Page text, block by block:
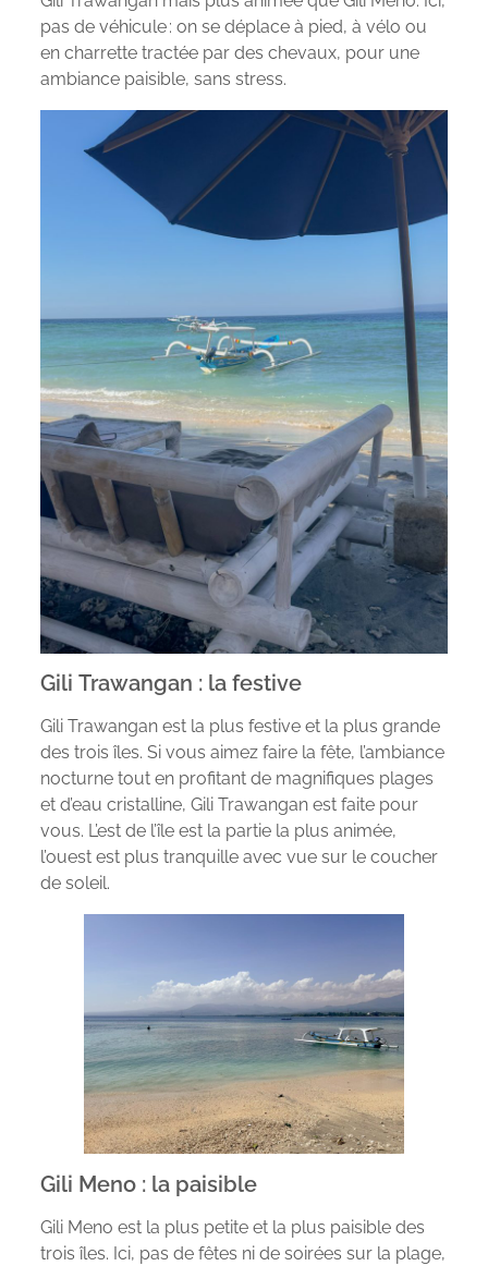
pas de véhicule : on se déplace à pied, à vélo ou
en charrette tractée par des chevaux, pour une
ambiance paisible, sans stress.
Gili Trawangan : la festive
Gili Trawangan est la plus festive et la plus grande
des trois îles. Si vous aimez faire la fête, l’ambiance
nocturne tout en profitant de magnifiques plages
et d’eau cristalline, Gili Trawangan est faite pour
vous. L’est de l’île est la partie la plus animée,
l’ouest est plus tranquille avec vue sur le coucher
de soleil.
Gili Meno : la paisible
Gili Meno est la plus petite et la plus paisible des
trois îles. Ici, pas de fêtes ni de soirées sur la plage,